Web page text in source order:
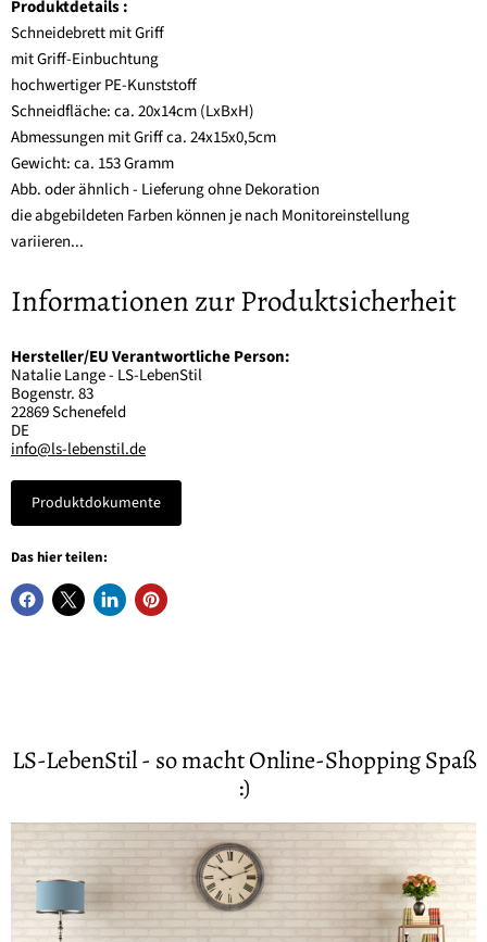
Produktdetails :
Schneidebrett mit Griff
mit Griff-Einbuchtung
hochwertiger PE-Kunststoff
Schneidfläche: ca. 20x14cm (LxBxH)
Abmessungen mit Griff ca. 24x15x0,5cm
Gewicht: ca. 153 Gramm
Abb. oder ähnlich - Lieferung ohne Dekoration
die abgebildeten Farben können je nach Monitoreinstellung
variieren...
Informationen zur Produktsicherheit
Hersteller/EU Verantwortliche Person:
Natalie Lange - LS-LebenStil
Bogenstr. 83
22869 Schenefeld
DE
info@ls-lebenstil.de
Produktdokumente
Das hier teilen:
LS-LebenStil - so macht Online-Shopping Spaß
:)